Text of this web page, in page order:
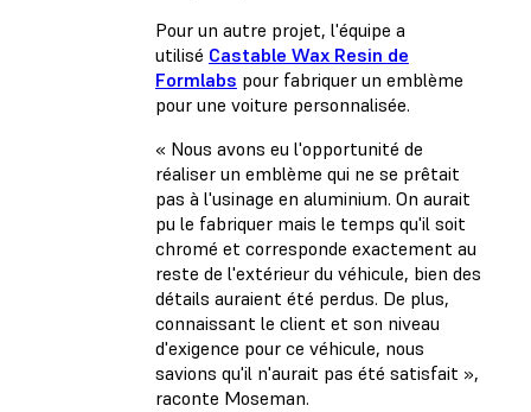
Pour un autre projet, l'équipe a
utilisé Castable Wax Resin de
Formlabs pour fabriquer un emblème
pour une voiture personnalisée.
« Nous avons eu l'opportunité de
réaliser un emblème qui ne se prêtait
pas à l'usinage en aluminium. On aurait
pu le fabriquer mais le temps qu'il soit
chromé et corresponde exactement au
reste de l'extérieur du véhicule, bien des
détails auraient été perdus. De plus,
connaissant le client et son niveau
d'exigence pour ce véhicule, nous
savions qu'il n'aurait pas été satisfait »,
raconte Moseman.